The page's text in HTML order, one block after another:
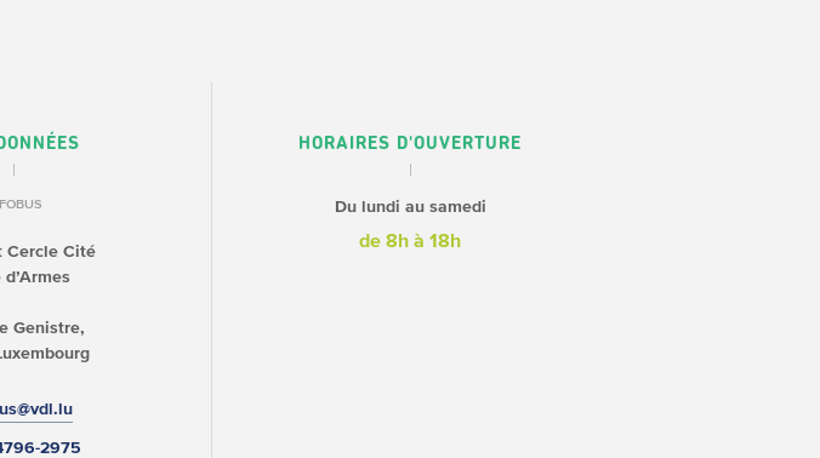
Cercle Cité
d’Armes
Genistre,
2975
HORAIRES D'OUVERTURE
Du lundi au samedi
de 8h à 18h